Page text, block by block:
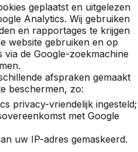
geplaatst en uitgelezen
Analytics. Wij gebruiken
en rapportages te krijgen
website gebruiken en op
de Google-zoekmachine
afspraken gemaakt
beschermen, zo:
privacy-vriendelijk ingesteld;
met Google
uw IP-adres gemaskeerd.